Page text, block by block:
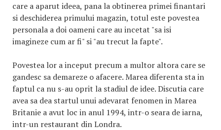
care a aparut ideea, pana la obtinerea primei finantari
si deschiderea primului magazin, totul este povestea
personala a doi oameni care au incetat "sa isi
imagineze cum ar fi" si "au trecut la fapte".
Povestea lor a inceput precum a multor altora care se
gandesc sa demareze o afacere. Marea diferenta sta in
faptul ca nu s-au oprit la stadiul de idee. Discutia care
avea sa dea startul unui adevarat fenomen in Marea
Britanie a avut loc in anul 1994, intr-o seara de iarna,
intr-un restaurant din Londra.